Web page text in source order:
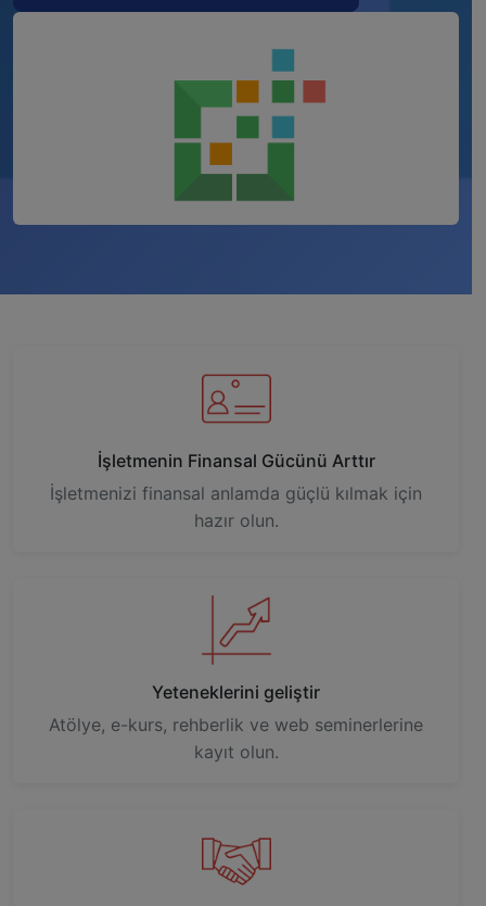
İşletmenin Finansal Gücünü Arttır
İşletmenizi finansal anlamda güçlü kılmak için
hazır olun.
Yeteneklerini geliştir
Atölye, e-kurs, rehberlik ve web seminerlerine
kayıt olun.